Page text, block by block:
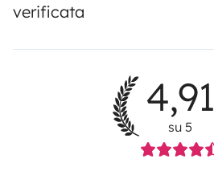
verificata
4,91
su 5